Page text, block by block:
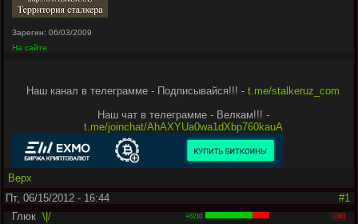
Зарегин: 06/03/2009
На сайте
Наш канал в телеграмме - Подписывайся!!! - t.me/stalkeruz_com
Наш чат в телеграмме - Велкам!!! -
t.me/joinchat/AhAXYUa0wa1dXbp760kauA
Верх
Пт, 06/15/2012 - 16:44
#1
Глюк \|/
+6210 -2361